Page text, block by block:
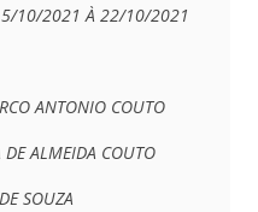
10/2021 À 22/10/2021